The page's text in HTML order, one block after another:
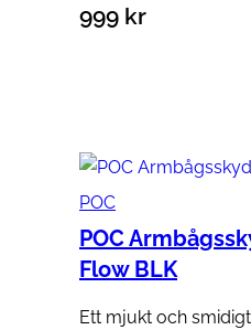
999 kr
POC
POC
Flow BLK
Ett mjukt och